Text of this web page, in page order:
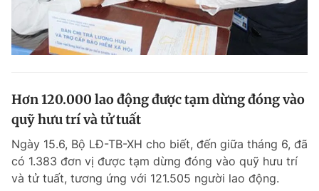
0906 645 777 0908 780 404
Đặt báo Quảng cáo RSS Tòa soạn
Phó tổng biên tập: Lâm Hiếu Dũng
Phó tổng biên tập: Trần Việt Hưng
Tổng thư ký tòa soạn: Đức Trung
Giấy phép xuất bản số 110/GP - BTTTT cấp ngày 24.3.2020
© 2003-2026 Bản quyền thuộc về Báo Thanh Niên. Cấm sao chép
dưới mọi hình thức nếu không có sự chấp thuận bằng văn bản.
Phát triển bởi ePi Technologies, JSC.
Hơn 120.000 lao động được tạm dừng đóng vào
quỹ hưu trí và tử tuất
Ngày 15.6, Bộ LĐ-TB-XH cho biết, đến giữa tháng 6, đã
có 1.383 đơn vị được tạm dừng đóng vào quỹ hưu trí
và tử tuất, tương ứng với 121.505 người lao động.